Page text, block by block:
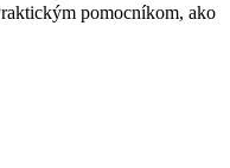
pomocníkom, ako